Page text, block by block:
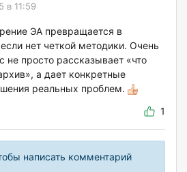
в 11:59
ЭА превращается в
нет четкой методики. Очень
не просто рассказывает «что
а дает конкретные
реальных проблем.
1
написать комментарий